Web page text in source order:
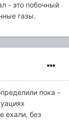
- это побочный
газы.
пока -
ехали, без